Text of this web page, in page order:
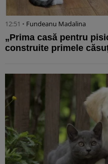
12:51 • Fundeanu Madalina
„Prima casă pentru
construite primele